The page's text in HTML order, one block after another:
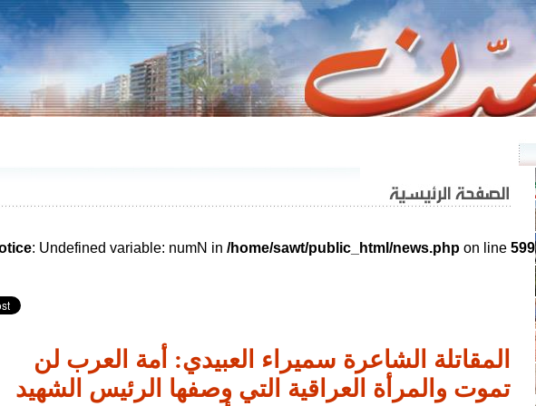
: Undefined variable: numN in /home/sawt/public_html/news.php on line 599
المقاتلة الشاعرة سميراء العبيدي: أمة العرب لن
تموت والمرأة العراقية التي وصفها الرئيس الشهيد